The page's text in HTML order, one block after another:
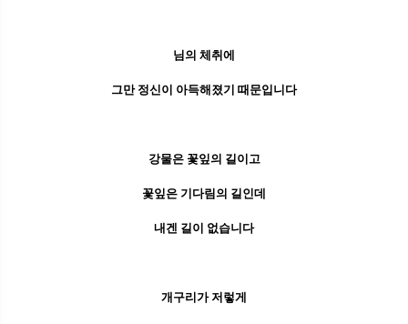
님의 체취에
그만 정신이 아득해졌기 때문입니다
강물은 꽃잎의 길이고
꽃잎은 기다림의 길인데
내겐 길이 없습니다
개구리가 저렇게